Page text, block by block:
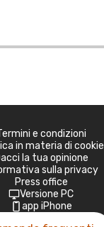
e condizioni
in materia di cookie
la tua opinione
sulla privacy
Press office
Versione PC
app iPhone